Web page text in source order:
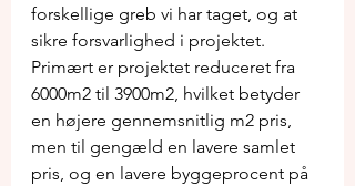
forskellige greb vi har taget, og at
sikre forsvarlighed i projektet.
Primært er projektet reduceret fra
6000m2 til 3900m2, hvilket betyder
en højere gennemsnitlig m2 pris,
men til gengæld en lavere samlet
pris, og en lavere byggeprocent på